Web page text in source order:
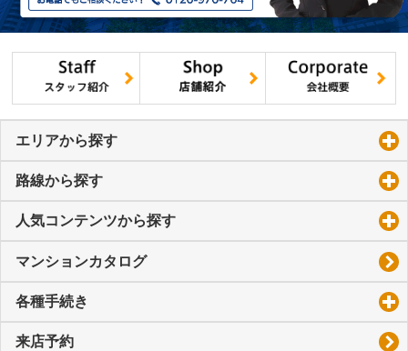
エリアから探す
路線から探す
人気コンテンツから探す
マンションカタログ
各種手続き
来店予約